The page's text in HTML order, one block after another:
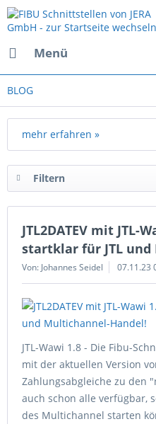
Menü
BLOG
mehr erfahren »
Filtern
JTL2DATEV mit JTL-
startklar für JTL
Von: Johannes Seidel 07.11.23
JTL-Wawi 1.8 - Die Fibu-
mit der aktuellen Version
Zahlungsabgleiche zu den
auch schon alle verfügbar,
des Multichannel starten